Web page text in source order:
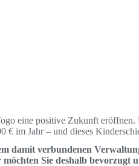
eine positive Zukunft eröffnen.
im Jahr – und dieses
damit verbundenen
Sie deshalb bevorzugt